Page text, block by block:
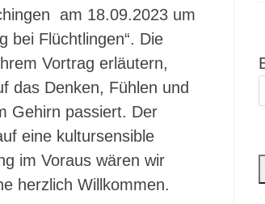
am 18.09.2023 um
bei Flüchtlingen“. Die
Vortrag erläutern,
das Denken, Fühlen und
Gehirn passiert. Der
eine kultursensible
im Voraus wären wir
herzlich Willkommen.